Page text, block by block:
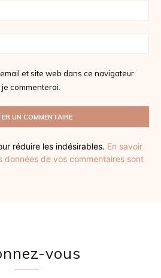
et site web dans ce navigateur
commenterai.
réduire les indésirables. En savoir
données de vos commentaires sont
vous